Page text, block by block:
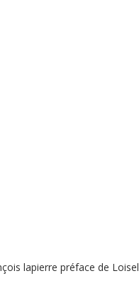
lapierre préface de Loisel